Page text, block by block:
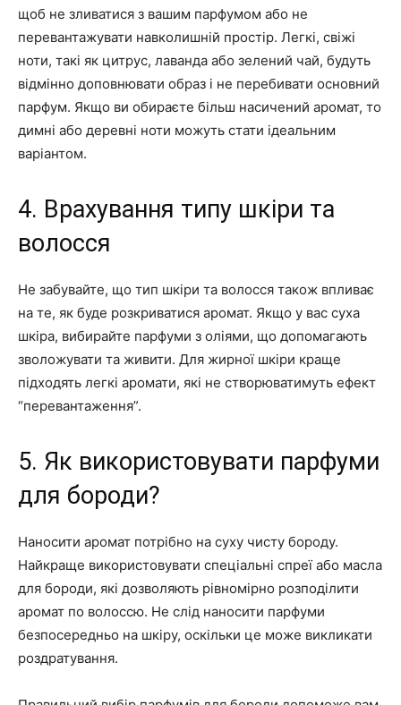
щоб не зливатися з вашим парфумом або не
перевантажувати навколишній простір. Легкі, свіжі
ноти, такі як цитрус, лаванда або зелений чай, будуть
відмінно доповнювати образ і не перебивати основний
парфум. Якщо ви обираєте більш насичений аромат, то
димні або деревні ноти можуть стати ідеальним
варіантом.
4. Врахування типу шкіри та
волосся
Не забувайте, що тип шкіри та волосся також впливає
на те, як буде розкриватися аромат. Якщо у вас суха
шкіра, вибирайте парфуми з оліями, що допомагають
зволожувати та живити. Для жирної шкіри краще
підходять легкі аромати, які не створюватимуть ефект
“перевантаження”.
5. Як використовувати парфуми
для бороди?
Наносити аромат потрібно на суху чисту бороду.
Найкраще використовувати спеціальні спреї або масла
для бороди, які дозволяють рівномірно розподілити
аромат по волоссю. Не слід наносити парфуми
безпосередньо на шкіру, оскільки це може викликати
роздратування.